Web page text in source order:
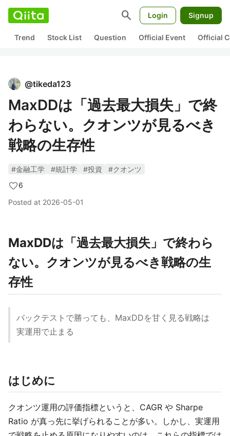
search Login Signup
Trend Stock List Question Official Event Official
@tikeda123
MaxDDは「過去最大損失」で終
わらない。クオンツが見るべき
戦略の生存性
#金融工学 #統計学 #投資
#クオンツ
6
Posted at 2026-05-01
MaxDDは「過去最大損失」で終わら
ない。クオンツが見るべき戦略の生
存性
バックテストで勝っても、MaxDDを甘く見る戦略は
実運用で止まる
はじめに
クオンツ運用の評価指標というと、CAGR や Sharpe
Ratio が真っ先に挙げられることが多い。しかし、実運用